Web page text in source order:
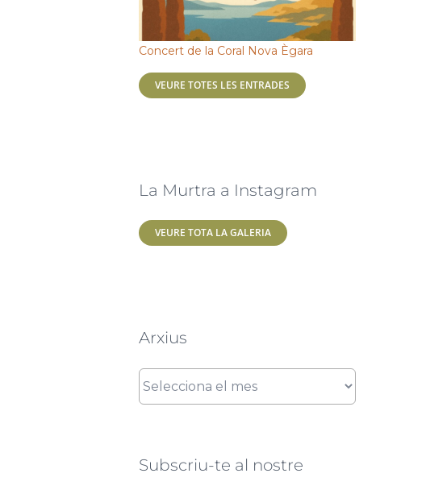
Concert de la Coral Nova Ègara
VEURE TOTES LES ENTRADES
La Murtra a Instagram
VEURE TOTA LA GALERIA
Arxius
Arxius
Subscriu-te al nostre